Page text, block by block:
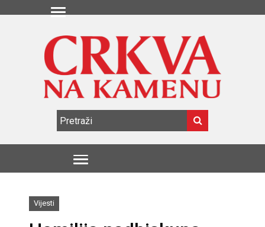
Vijesti